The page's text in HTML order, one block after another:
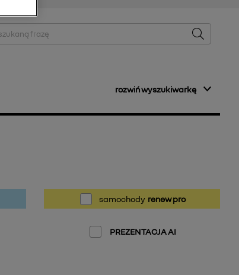
rozwiń wyszukiwarkę
samochody renew pro
PREZENTACJA AI